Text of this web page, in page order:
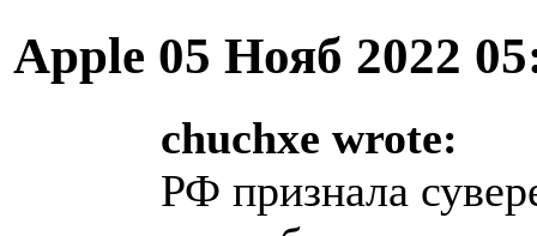
Apple 05 Нояб 2022
chuchxe wrote:
РФ признала